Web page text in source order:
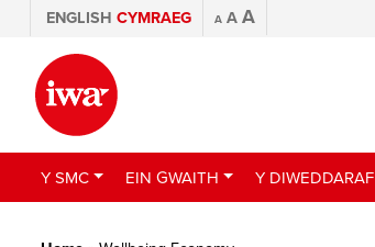
ENGLISH CYMRAEG A A A
Y SMC EIN GWAITH Y DIWEDDARAF